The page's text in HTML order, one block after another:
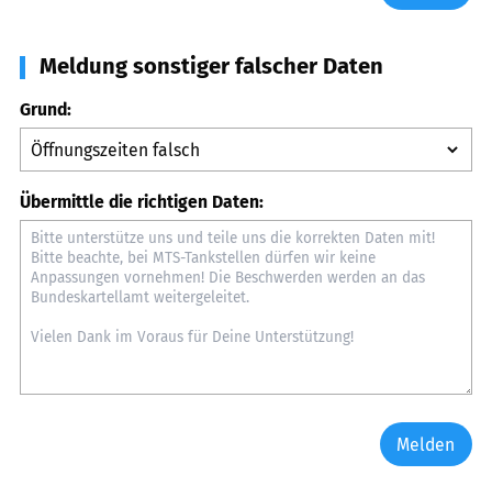
Meldung sonstiger falscher Daten
Grund:
Übermittle die richtigen Daten:
Melden